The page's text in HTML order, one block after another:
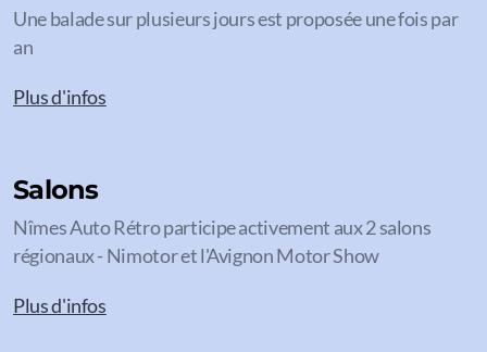
Une balade sur plusieurs jours est proposée une fois par
an
Plus d'infos
Salons
Nîmes Auto Rétro participe activement aux 2 salons
régionaux - Nimotor et l'Avignon Motor Show
Plus d'infos